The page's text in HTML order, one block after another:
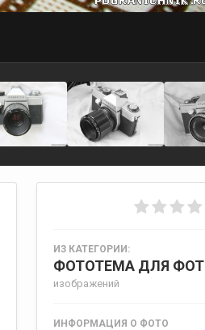
ИЗ КАТЕГОРИИ:
ФОТОТЕМА ДЛЯ
изображений
ИНФОРМАЦИЯ О ФОТО